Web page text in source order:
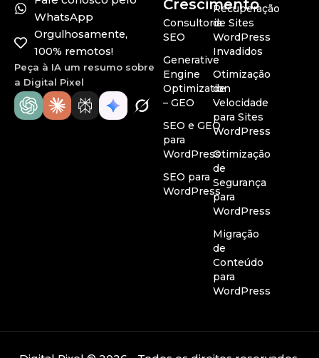
WhatsApp
Orgulhosamente,
100% remotos!
Peça à IA um resumo sobre
a Digital Pixel
Crescimento
Consultoria
SEO
Generative
Engine
Optimization
– GEO
SEO e GEO
para
WordPress
SEO para
WordPress
Recuperação
de Sites
WordPress
Invadidos
Otimização
de
Velocidade
para Sites
WordPress
Otimização
de
Segurança
para
WordPress
Migração
de
Conteúdo
para
WordPress